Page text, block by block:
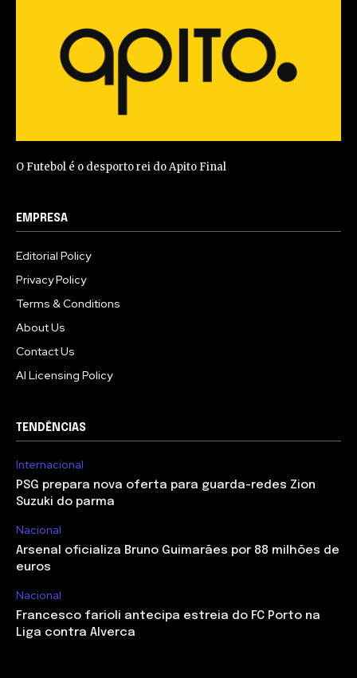
O Futebol é o desporto rei do Apito Final
EMPRESA
Editorial Policy
Privacy Policy
Terms & Conditions
About Us
Contact Us
AI Licensing Policy
TENDÊNCIAS
Internacional
PSG prepara nova oferta para guarda-redes Zion
Suzuki do parma
Nacional
Arsenal oficializa Bruno Guimarães por 88 milhões de
euros
Nacional
Francesco farioli antecipa estreia do FC Porto na
Liga contra Alverca